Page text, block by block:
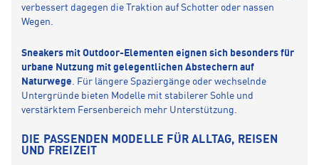
verbessert dagegen die Traktion auf Schotter oder nassen
Wegen.
Sneakers mit Outdoor-Elementen eignen sich besonders für
urbane Nutzung mit gelegentlichen Abstechern auf
Naturwege. Für längere Spaziergänge oder wechselnde
Untergründe bieten Modelle mit stabilerer Sohle und
verstärktem Fersenbereich mehr Unterstützung.
DIE PASSENDEN MODELLE FÜR ALLTAG, REISEN
UND FREIZEIT